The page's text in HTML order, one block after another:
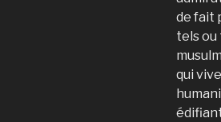
de fait
tels ou
qui